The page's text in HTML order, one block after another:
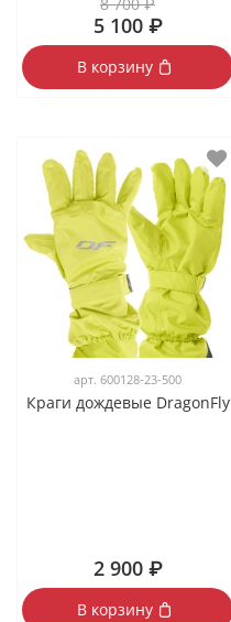
8 700 ₽
5 100 ₽
В корзину
арт. 600128-23-500
Краги дождевые DragonFly
2 900 ₽
В корзину